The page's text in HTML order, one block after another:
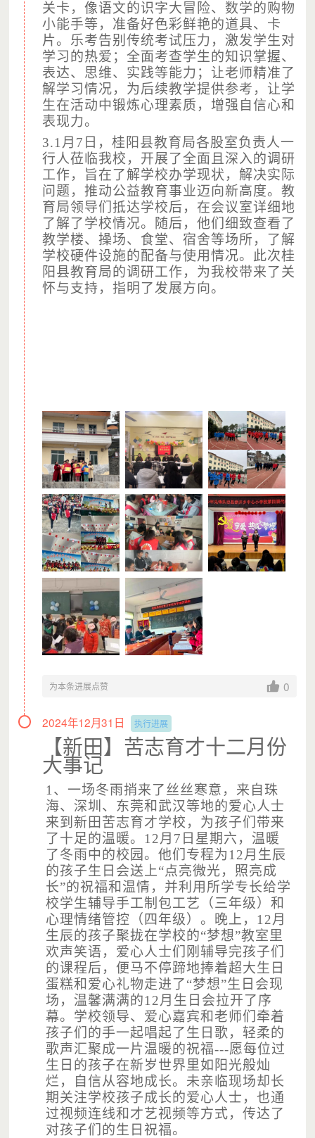
2、为苦志育才学校的学生提供生活及学习用品；
3、为苦志育才学校办学提供必需的各项经费支持；
4、改善孩子们的居住环境，对学校的厕所、浴室、食堂、
操场等公共基础设施进行修缮和必须升级改造；
5、 发展特色教育，开设10门素质拓展课，注重学生素质、
兴趣、技能、生存能力的提升；
6、关爱学生的心理健康，开设心理咨询室，提供心理疏
导；
7、开展融入当地社区的各类社会活动，培养学生服务社会
的意识；
项目执行效果
苦志育才项目学校专注困境儿童(失去父母或被遗弃，或
家庭无力抚养的16岁以下学龄儿童)的失养、失教的问
题，帮助他们快乐、健康地度过人生中最艰难的日子，
充满希望地面对美好未来。项目自2015年启动以来先后
帮助了1300余名来自农村困境家庭的孩子，给受帮扶的
家庭带去了希望。苦志育才项目学校，主要面向学校所
在县域范围内，招收孤儿和特困家庭适龄儿童，学生吃
在学校，住在学校吃住学费全免。学校从最初的48名学
生，到现在规模逐年扩大，受到社会各界的高度认可。
项目实施学校简介：
交城苦志育才：计划2023年9月正式开班，初次招生预计200
名学员。采取苦志育才2.0模式，计划未来两年的时间实现九
年一贯寄宿制全免费学校，从而彻底解决濮阳县困境儿童的
教育和成长难题。这种模式将极大提高苦志育才学校的办学
规模和效率，覆盖更大的区域，让更多困境儿童受益。
捐赠票据说明：
深圳市社会公益基金会为捐赠用户开具电子捐赠票据，如需
捐赠票据请在捐赠时勾选需要“电子票据”，并按照页面提示
填写信息。我们会在每个自然年年底将捐赠票据发送至您预
留的邮箱，请及时查看和下载捐赠票据。
如有疑问，请电话联系0755-25595900或邮件至
project@szscf.org.cn（工作日时间9:30-12:00,14:00-
18:00），感谢您信任与理解。
关卡，像语文的识字大冒险、数学的购物
小能手等，准备好色彩鲜艳的道具、卡
片。乐考告别传统考试压力，激发学生对
学习的热爱；全面考查学生的知识掌握、
表达、思维、实践等能力；让老师精准了
解学习情况，为后续教学提供参考，让学
生在活动中锻炼心理素质，增强自信心和
表现力。
3.1月7日，桂阳县教育局各股室负责人一
行人莅临我校，开展了全面且深入的调研
工作，旨在了解学校办学现状，解决实际
问题，推动公益教育事业迈向新高度。教
育局领导们抵达学校后，在会议室详细地
了解了学校情况。随后，他们细致查看了
教学楼、操场、食堂、宿舍等场所，了解
学校硬件设施的配备与使用情况。此次桂
阳县教育局的调研工作，为我校带来了关
怀与支持，指明了发展方向。
为本条进展点赞 0
2024年12月31日 执行进展
【新田】苦志育才十二月份
大事记
1、一场冬雨捎来了丝丝寒意，来自珠
海、深圳、东莞和武汉等地的爱心人士
来到新田苦志育才学校，为孩子们带来
了十足的温暖。12月7日星期六，温暖
了冬雨中的校园。他们专程为12月生辰
的孩子生日会送上“点亮微光，照亮成
长”的祝福和温情，并利用所学专长给学
校学生辅导手工制包工艺（三年级）和
心理情绪管控（四年级）。晚上，12月
生辰的孩子聚拢在学校的“梦想”教室里
欢声笑语，爱心人士们刚辅导完孩子们
的课程后，便马不停蹄地捧着超大生日
蛋糕和爱心礼物走进了“梦想”生日会现
场，温馨满满的12月生日会拉开了序
幕。学校领导、爱心嘉宾和老师们牵着
孩子们的手一起唱起了生日歌，轻柔的
歌声汇聚成一片温暖的祝福---愿每位过
生日的孩子在新岁世界里如阳光般灿
烂，自信从容地成长。未亲临现场却长
期关注学校孩子成长的爱心人士，也通
过视频连线和才艺视频等方式，传达了
对孩子们的生日祝福。